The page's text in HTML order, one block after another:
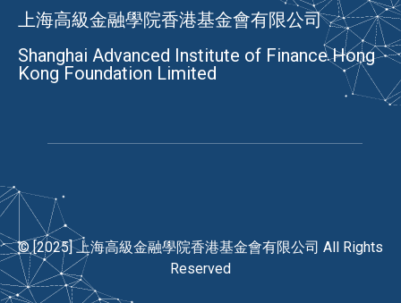
上海高級金融學院香港基金會有限公司
Shanghai Advanced Institute of Finance Hong
Kong Foundation Limited
© [2025] 上海高級金融學院香港基金會有限公司 All Rights
Reserved